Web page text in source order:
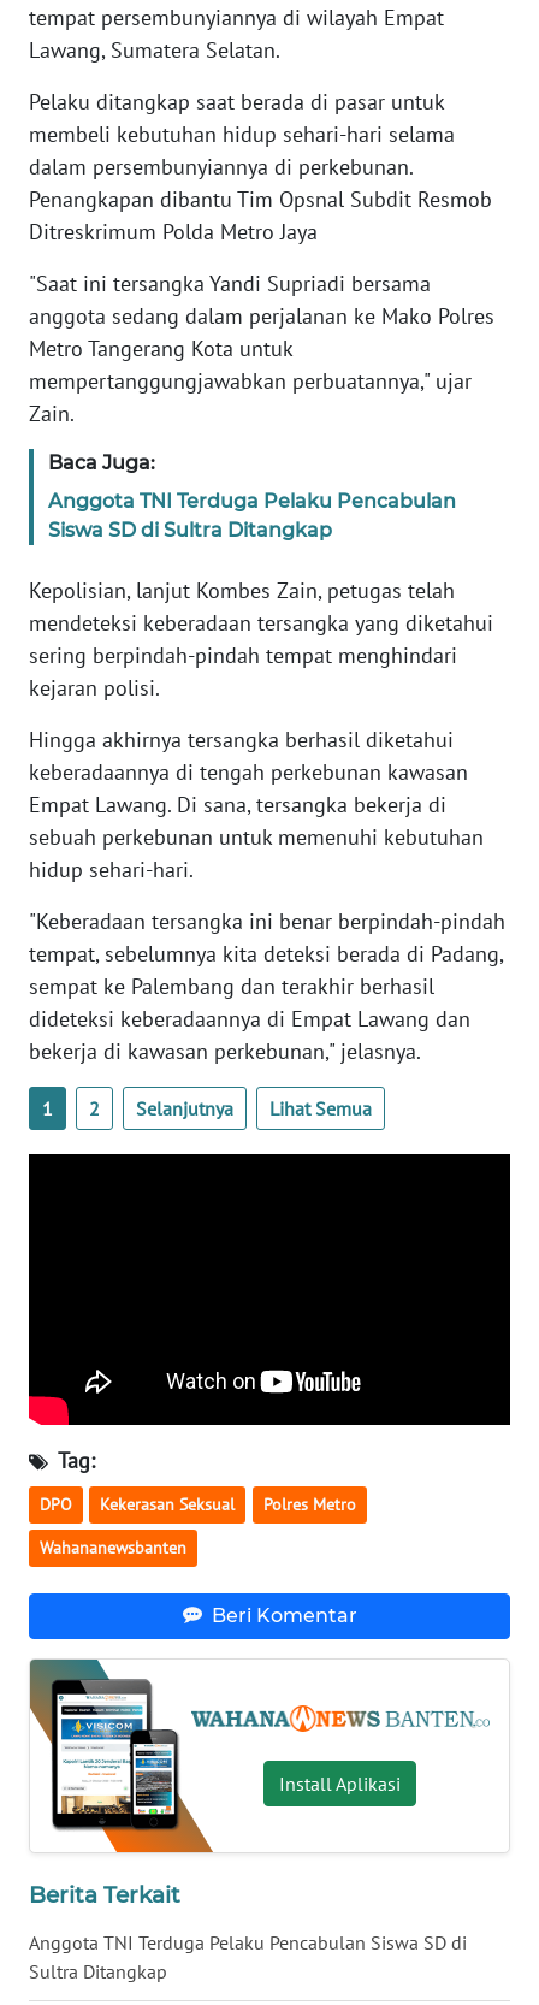
tempat persembunyiannya di wilayah Empat
Lawang, Sumatera Selatan.
Pelaku ditangkap saat berada di pasar untuk
membeli kebutuhan hidup sehari-hari selama
dalam persembunyiannya di perkebunan.
Penangkapan dibantu Tim Opsnal Subdit Resmob
Ditreskrimum Polda Metro Jaya
"Saat ini tersangka Yandi Supriadi bersama
anggota sedang dalam perjalanan ke Mako Polres
Metro Tangerang Kota untuk
mempertanggungjawabkan perbuatannya," ujar
Zain.
Baca Juga:
Anggota TNI Terduga Pelaku Pencabulan
Siswa SD di Sultra Ditangkap
Kepolisian, lanjut Kombes Zain, petugas telah
mendeteksi keberadaan tersangka yang diketahui
sering berpindah-pindah tempat menghindari
kejaran polisi.
Hingga akhirnya tersangka berhasil diketahui
keberadaannya di tengah perkebunan kawasan
Empat Lawang. Di sana, tersangka bekerja di
sebuah perkebunan untuk memenuhi kebutuhan
hidup sehari-hari.
"Keberadaan tersangka ini benar berpindah-pindah
tempat, sebelumnya kita deteksi berada di Padang,
sempat ke Palembang dan terakhir berhasil
dideteksi keberadaannya di Empat Lawang dan
bekerja di kawasan perkebunan," jelasnya.
1 2 Selanjutnya Lihat Semua
Tag:
DPO Kekerasan Seksual Polres Metro
Wahananewsbanten
Beri Komentar
Install Aplikasi
Berita Terkait
Anggota TNI Terduga Pelaku Pencabulan Siswa SD di
Sultra Ditangkap
KEPRI
PAPUA
WN
PAPUA
BARAT
WN
RIAU
SERAMBI
WN
WN
SULTRA
NTB
WN
SULTENG
SULBAR
WN
BABEL
SUMBAR
LAMPUNG
WN
JATENG
WN
NUSANTARA
WN
JATIM
WN
BALI
KALBAR
WN